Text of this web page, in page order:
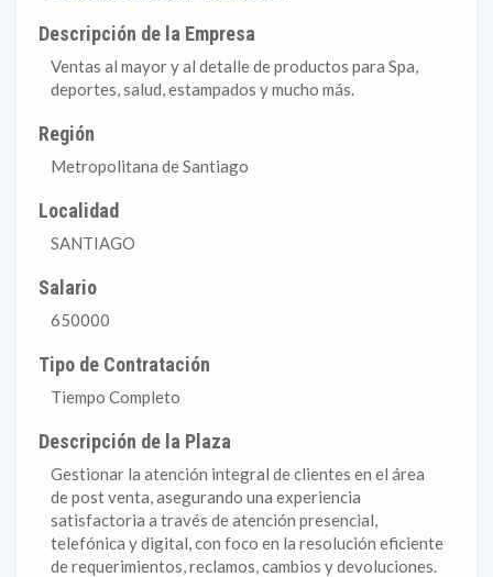
Descripción de la Empresa
Ventas al mayor y al detalle de productos para Spa,
deportes, salud, estampados y mucho más.
Región
Metropolitana de Santiago
Localidad
SANTIAGO
Salario
650000
Tipo de Contratación
Tiempo Completo
Descripción de la Plaza
Gestionar la atención integral de clientes en el área
de post venta, asegurando una experiencia
satisfactoria a través de atención presencial,
telefónica y digital, con foco en la resolución eficiente
de requerimientos, reclamos, cambios y devoluciones.